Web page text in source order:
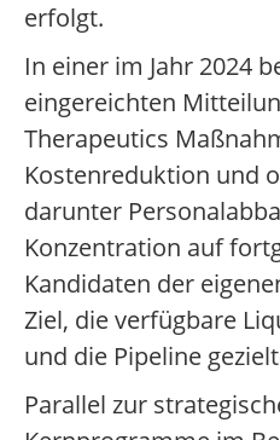
erfolgt.
In einer im Jahr 2024
eingereichten
Therapeutics
Kostenreduktion und
darunter
Konzentration auf
Kandidaten der
Ziel, die verfügbare
und die Pipeline
Parallel zur